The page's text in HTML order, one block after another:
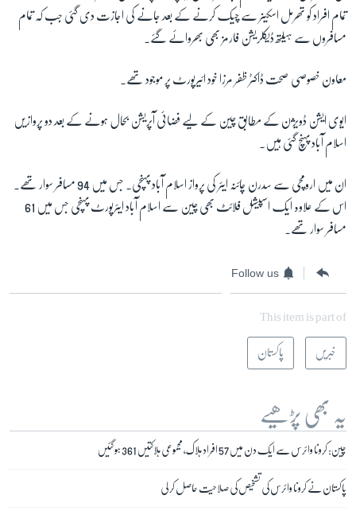
تمام افراد کو تھرمل اسکینر سے چیک کرنے کے بعد جانے کی اجازت دی گئی جب کہ تمام
مسافروں سے ہیلتھ ڈیکلریشن فارمز بھی بھروائے گئے۔
معاون خصوصی صحت ڈاکٹر ظفر مرزا خود ائیرپورٹ پر موجود تھے۔
ایوی ایشن ڈویژن کے مطابق چین کے لیے فضائی آپریشن بحال ہونے کے بعد دو پروازیں
اسلام آباد پہنچ گئی ہیں۔
ان میں ارومچی سے سدرن چائنہ ایئر کی پرواز اسلام آباد پہنچی۔ جس میں 94 مسافر سوار تھے۔
اس کے علاوہ ایک اسپیشل فلائٹ بھی چین سے اسلام آباد ایئرپورٹ پہنچی جس میں 61
مسافر سوار تھے۔
Follow us
This item is part of
خبریں پاکستان
یہ بھی پڑھیے
چین: کرونا وائرس سے ایک دن میں 57 افراد ہلاک، مجموعی ہلاکتیں 361 ہو گئیں
پاکستان نے کرونا وائرس کی تشخیص کی صلاحیت حاصل کر لی